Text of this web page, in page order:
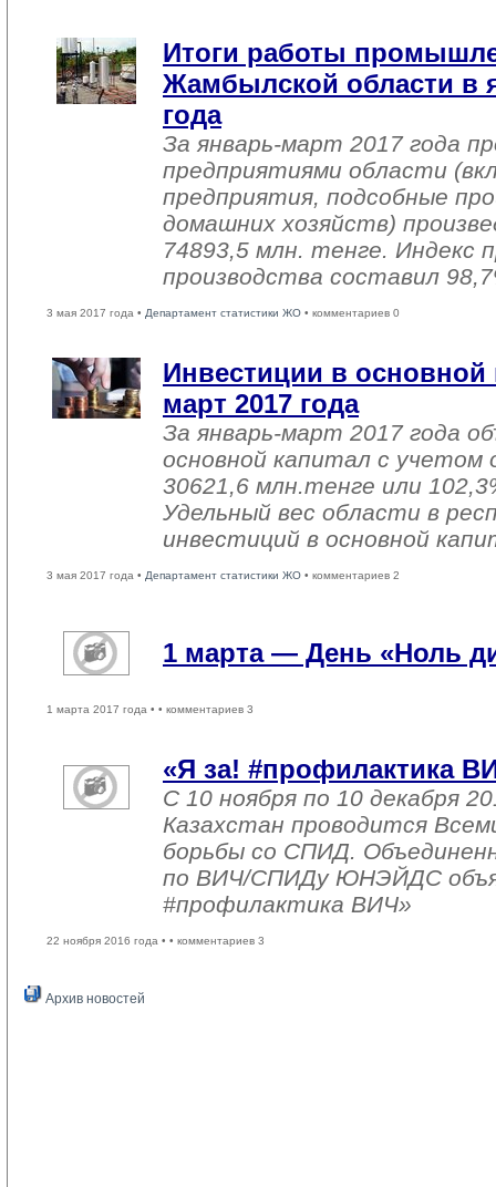
Итоги работы
Жамбылской области в
года
За январь-март 2017 года
предприятиями области
предприятия, подсобные
домашних хозяйств)
74893,5 млн. тенге. Индекс
производства составил
3 мая 2017 года • Департамент статистики ЖО • комментариев 0
Инвестиции в основной
март 2017 года
За январь-март 2017 года
основной капитал с учетом
30621,6 млн.тенге или
Удельный вес области в
инвестиций в основной
3 мая 2017 года • Департамент статистики ЖО • комментариев 2
1 марта — День «Ноль
1 марта 2017 года • • комментариев 3
«Я за! #профилактика
С 10 ноября по 10 декабря
Казахстан проводится
борьбы со СПИД.
по ВИЧ/СПИДу ЮНЭЙДС
#профилактика ВИЧ»
22 ноября 2016 года • • комментариев 3
Архив новостей